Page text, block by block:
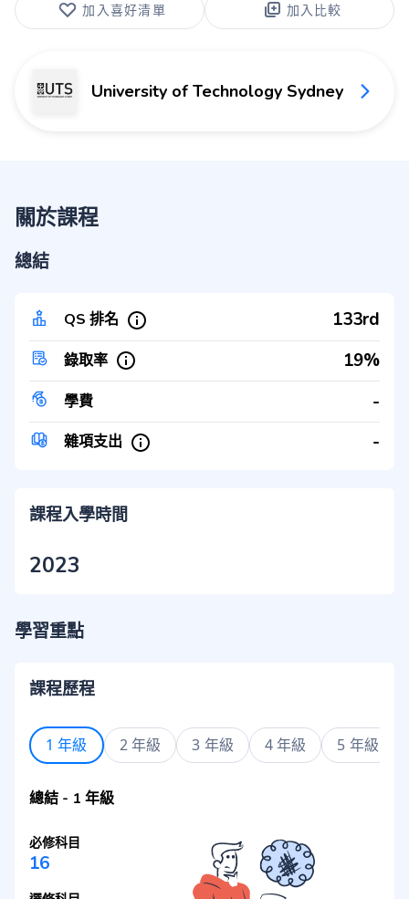
加入喜好清單 加入比較
University of Technology Sydney
關於課程
總結
QS 排名 133rd
錄取率 19%
學費 -
雜項支出 -
課程入學時間
2023
學習重點
課程歷程
1 年級 2 年級 3 年級 4 年級 5 年級
總結 - 1 年級
必修科目
16